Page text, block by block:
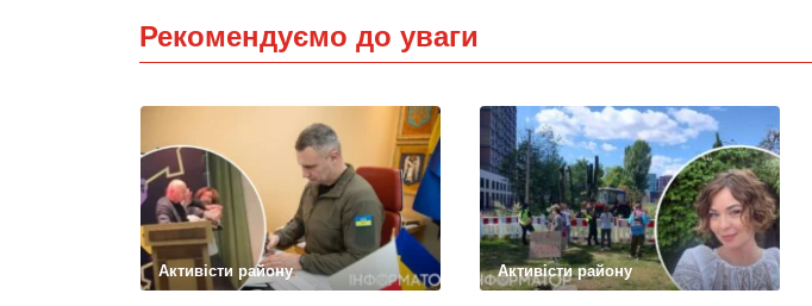
Рекомендуємо до уваги
Активісти району Активісти району